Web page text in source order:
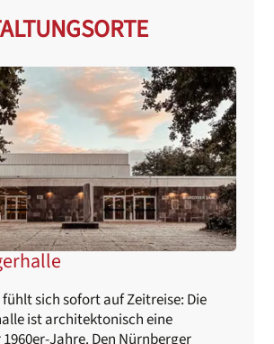
sich sofort auf Zeitreise: Die
ist architektonisch eine
Jahre. Den Nürnberger